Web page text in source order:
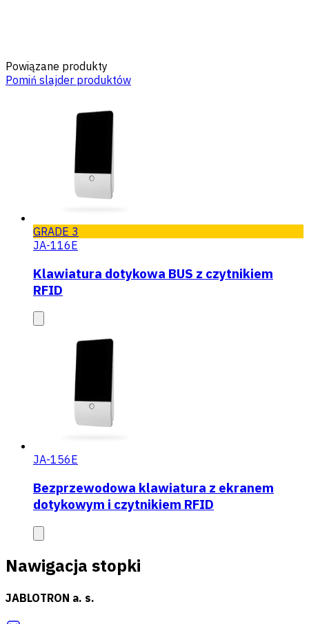
Powiązane produkty
Pomiń slajder produktów
GRADE 3
JA-116E
Klawiatura dotykowa BUS z czytnikiem
RFID
JA-156E
Bezprzewodowa klawiatura z ekranem
dotykowym i czytnikiem RFID
Nawigacja stopki
JABLOTRON a. s.